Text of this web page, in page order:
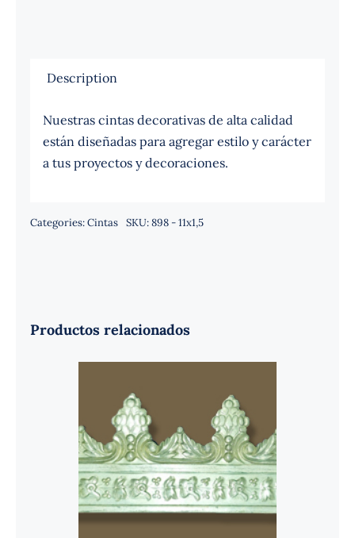
Description
Nuestras cintas decorativas de alta calidad
están diseñadas para agregar estilo y carácter
a tus proyectos y decoraciones.
Categories:Cintas SKU:898 - 11x1,5
Productos relacionados